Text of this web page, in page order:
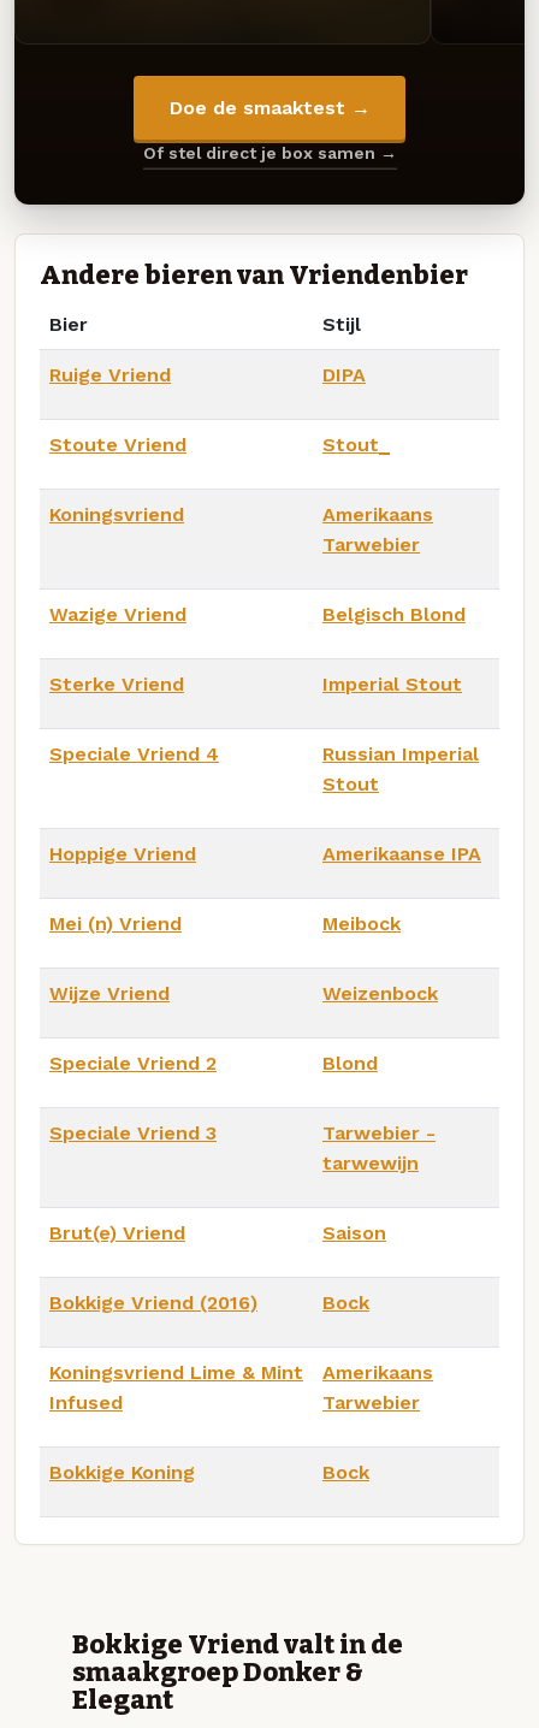
Doe de smaaktest →
Of stel direct je box samen →
Andere bieren van Vriendenbier
Bier Stijl
Ruige Vriend DIPA
Stoute Vriend Stout_
Koningsvriend
Amerikaans
Tarwebier
Wazige Vriend Belgisch Blond
Sterke Vriend Imperial Stout
Speciale Vriend 4
Russian Imperial
Stout
Hoppige Vriend Amerikaanse IPA
Mei (n) Vriend Meibock
Wijze Vriend Weizenbock
Speciale Vriend 2 Blond
Speciale Vriend 3
Tarwebier -
tarwewijn
Brut(e) Vriend Saison
Bokkige Vriend (2016) Bock
Koningsvriend Lime & Mint
Infused
Amerikaans
Tarwebier
Bokkige Koning Bock
Bokkige Vriend valt in de
smaakgroep Donker &
Elegant